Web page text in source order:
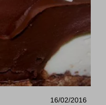
16/02/2016